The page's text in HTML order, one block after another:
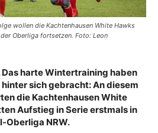
wollen die Kachtenhausen White Hawks
Oberliga fortsetzen. Foto: Leon
harte Wintertraining haben
sich gebracht: An diesem
die Kachtenhausen White
Aufstieg in Serie erstmals in
Oberliga NRW.